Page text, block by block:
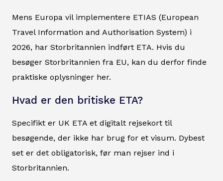
Mens Europa vil implementere ETIAS (European
Travel Information and Authorisation System) i
2026, har Storbritannien indført ETA. Hvis du
besøger Storbritannien fra EU, kan du derfor finde
praktiske oplysninger her.
Hvad er den britiske ETA?
Specifikt er UK ETA et digitalt rejsekort til
besøgende, der ikke har brug for et visum. Dybest
set er det obligatorisk, før man rejser ind i
Storbritannien.